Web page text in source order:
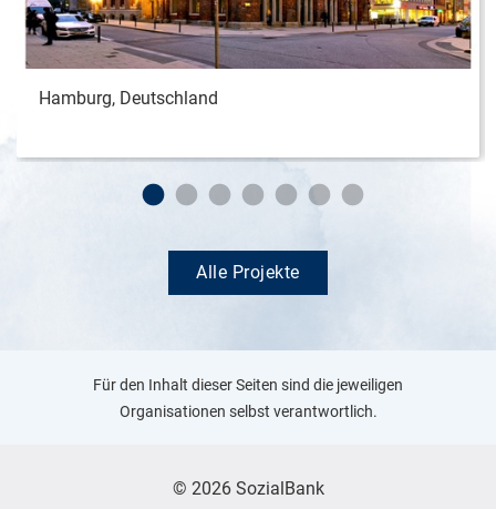
Hamburg, Deutschland
Alle Projekte
Für den Inhalt dieser Seiten sind die jeweiligen
Organisationen selbst verantwortlich.
© 2026 SozialBank